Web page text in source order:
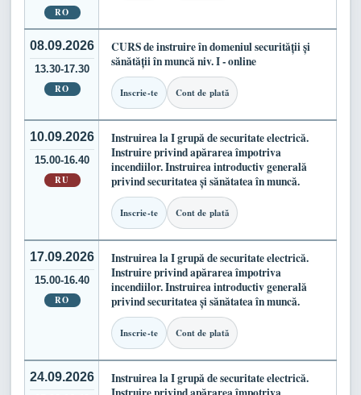
RO
08.09.2026
13.30-17.30
RO
CURS de instruire în domeniul securității și
sănătății în muncă niv. I - online
Inscrie-te Cont de plată
10.09.2026
15.00-16.40
RU
Instruirea la I grupă de securitate electrică.
Instruire privind apărarea împotriva
incendiilor. Instruirea introductiv generală
privind securitatea și sănătatea în muncă.
Inscrie-te Cont de plată
17.09.2026
15.00-16.40
RO
Instruirea la I grupă de securitate electrică.
Instruire privind apărarea împotriva
incendiilor. Instruirea introductiv generală
privind securitatea și sănătatea în muncă.
Inscrie-te Cont de plată
24.09.2026
Instruirea la I grupă de securitate electrică.